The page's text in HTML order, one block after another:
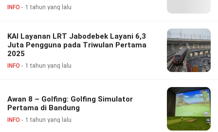
INFO 1 tahun yang lalu
KAI Layanan LRT Jabodebek Layani 6,3
Juta Pengguna pada Triwulan Pertama
2025
INFO 1 tahun yang lalu
Awan 8 – Golfing: Golfing Simulator
Pertama di Bandung
INFO 1 tahun yang lalu